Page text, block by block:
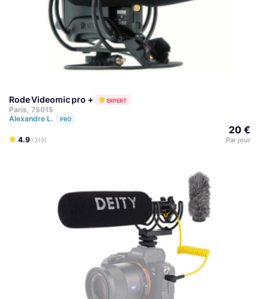
Rode Videomic pro + EXPERT
Paris, 75015
Alexandre L.
PRO
4.9 (319)
20 €
Par jour